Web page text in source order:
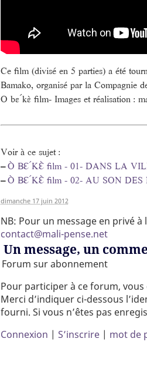
Ce film (divisé en 5 parties) a été
Bamako, organisé par la Compagnie
O bɛ ́kɛ̀ film- Images et réalisation :
Voir à ce sujet :
–Ò BƐ ́KƐ̀ film - 01- DANS LA
–Ò BƐ ́KƐ̀ film - 02- AU SON DES
dimanche 17 juin 2012
NB: Pour un message en privé
contact@mali-pense.net
Un message, un
Forum sur abonnement
Pour participer à ce forum,
Merci d’indiquer ci-dessous
fourni. Si vous n’êtes pas
Connexion | S’inscrire| mot de